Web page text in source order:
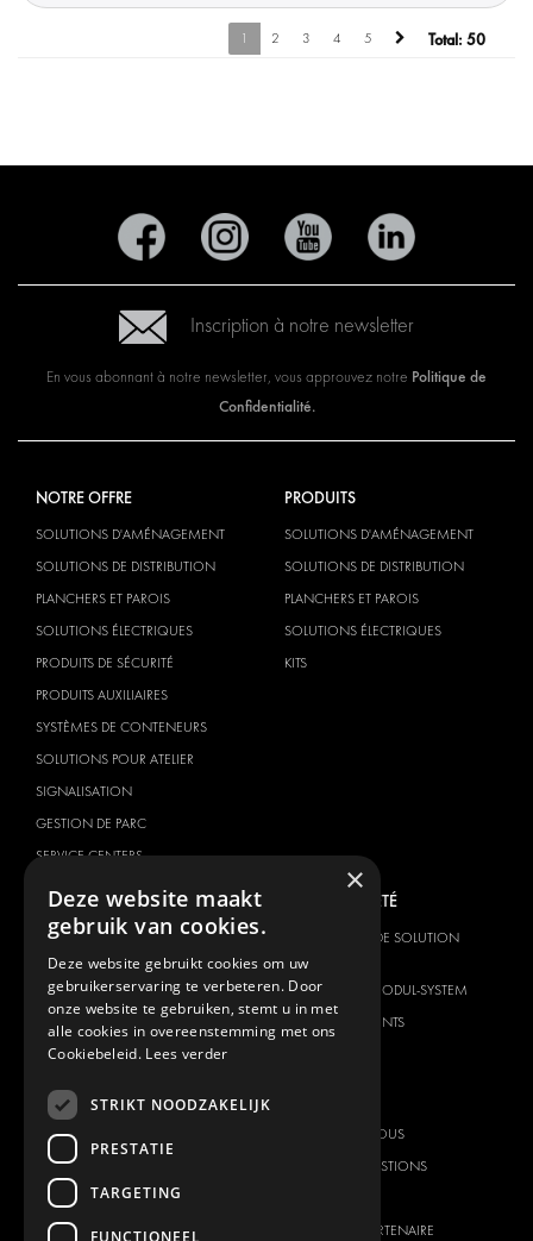
1 2 3 4 5 Total: 50
Inscription à notre newsletter
En vous abonnant à notre newsletter, vous approuvez notre Politique de
Confidentialité.
NOTRE OFFRE
SOLUTIONS D'AMÉNAGEMENT
SOLUTIONS DE DISTRIBUTION
PLANCHERS ET PAROIS
SOLUTIONS ÉLECTRIQUES
PRODUITS DE SÉCURITÉ
PRODUITS AUXILIAIRES
SYSTÈMES DE CONTENEURS
SOLUTIONS POUR ATELIER
SIGNALISATION
GESTION DE PARC
SERVICE CENTERS
PRODUITS
SOLUTIONS D'AMÉNAGEMENT
SOLUTIONS DE DISTRIBUTION
PLANCHERS ET PAROIS
SOLUTIONS ÉLECTRIQUES
KITS
MARQUE DU VÉHICULE
CITROËN
DACIA
FORD
IVECO
MAXUS
MERCEDES
NISSAN
NOTRE SOCIÉTÉ
FOURNISSEUR DE SOLUTION
À PROPOS DE MODUL-SYSTEM
TÉLÉCHARGEMENTS
CONTACTEZ-NOUS
FOIRE AUX QUESTIONS
DEVENIR UN PARTENAIRE
×
Deze website maakt
gebruik van cookies.
Deze website gebruikt cookies om uw
gebruikerservaring te verbeteren. Door
onze website te gebruiken, stemt u in met
alle cookies in overeenstemming met ons
Cookiebeleid. Lees verder
STRIKT NOODZAKELIJK
PRESTATIE
TARGETING
FUNCTIONEEL